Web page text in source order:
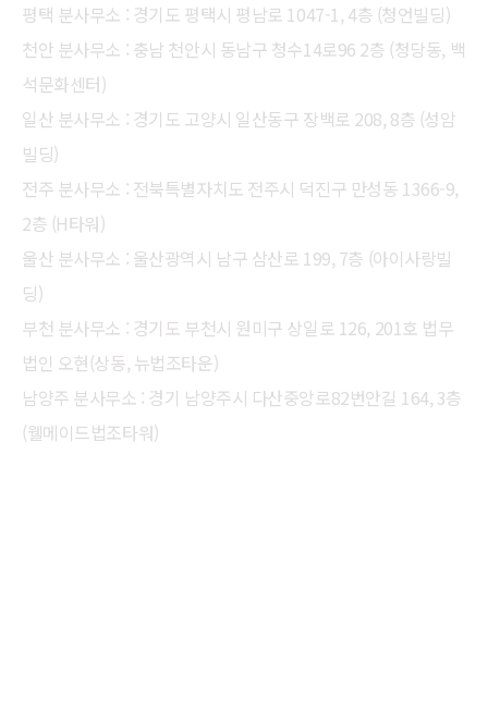
평택 분사무소 : 경기도 평택시 평남로 1047-1, 4층 (청언빌딩)
천안 분사무소 : 충남 천안시 동남구 청수14로96 2층 (청당동, 백
석문화센터)
일산 분사무소 : 경기도 고양시 일산동구 장백로 208, 8층 (성암
빌딩)
전주 분사무소 : 전북특별자치도 전주시 덕진구 만성동 1366-9,
2층 (H타워)
울산 분사무소 : 울산광역시 남구 삼산로 199, 7층 (아이사랑빌
딩)
부천 분사무소 : 경기도 부천시 원미구 상일로 126, 201호 법무
법인 오현(상동, 뉴법조타운)
남양주 분사무소 : 경기 남양주시 다산중앙로82번안길 164, 3층
(웰메이드법조타워)